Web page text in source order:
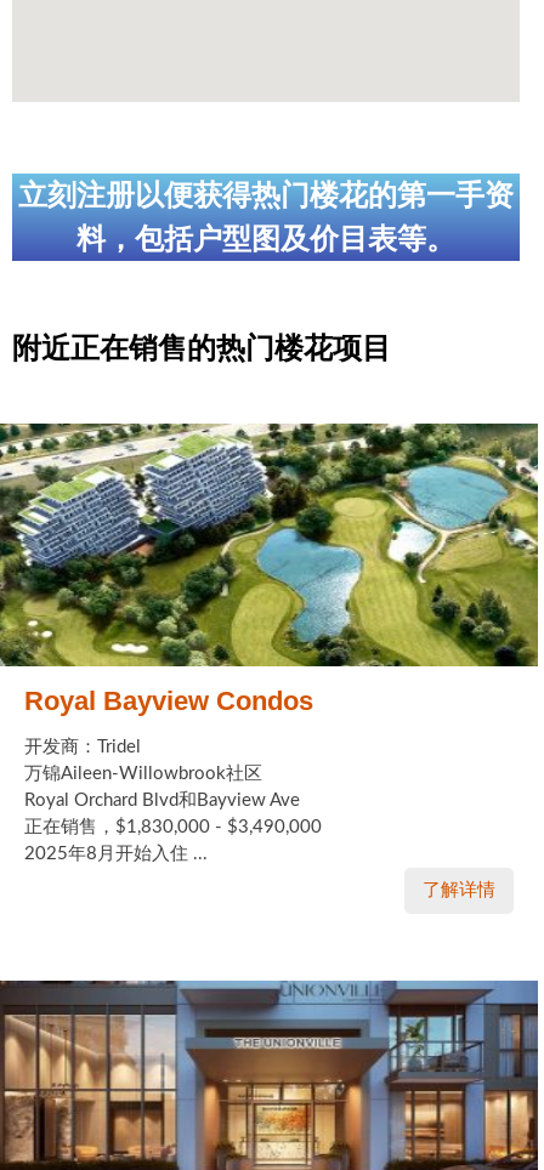
立刻注册以便获得热门楼花的第一手资
料，包括户型图及价目表等。
附近正在销售的热门楼花项目
Royal Bayview Condos
开发商：Tridel
万锦Aileen-Willowbrook社区
Royal Orchard Blvd和Bayview Ave
正在销售，$1,830,000 - $3,490,000
2025年8月开始入住 ...
了解详情